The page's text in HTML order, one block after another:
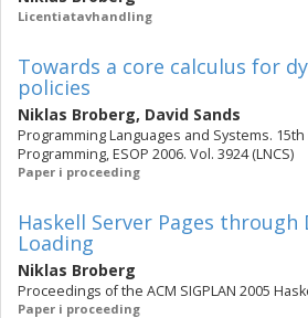
Licentiatavhandling
Towards a core calculus for
policies
Niklas Broberg, David Sands
Programming Languages and Systems.
Programming, ESOP 2006. Vol. 3924 (LNCS)
Paper i proceeding
Haskell Server Pages through
Loading
Niklas Broberg
Proceedings of the ACM SIGPLAN 2005
Paper i proceeding